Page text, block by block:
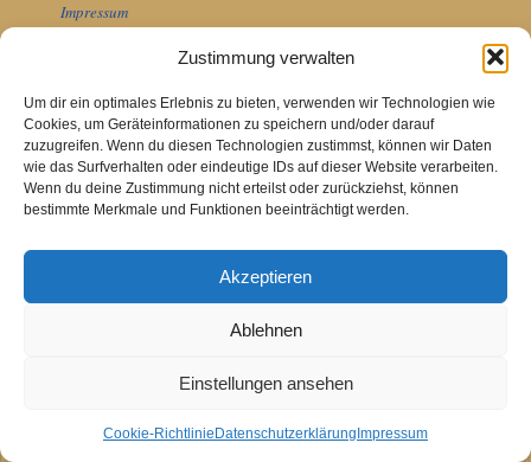
Zustimmung verwalten
Um dir ein optimales Erlebnis zu bieten, verwenden wir Technologien wie
Cookies, um Geräteinformationen zu speichern und/oder darauf
zuzugreifen. Wenn du diesen Technologien zustimmst, können wir Daten
wie das Surfverhalten oder eindeutige IDs auf dieser Website verarbeiten.
Wenn du deine Zustimmung nicht erteilst oder zurückziehst, können
bestimmte Merkmale und Funktionen beeinträchtigt werden.
Akzeptieren
Ablehnen
Einstellungen ansehen
Cookie-Richtlinie Datenschutzerklärung Impressum
Impressum
Datenschutzhinweise